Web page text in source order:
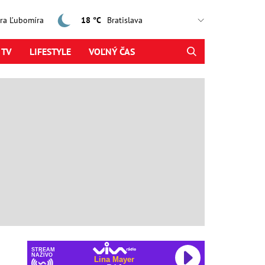
Ľubomíra 18 °C
LIFESTYLE VOĽNÝ ČAS
STREAM
NAŽIVO
Lina Mayer